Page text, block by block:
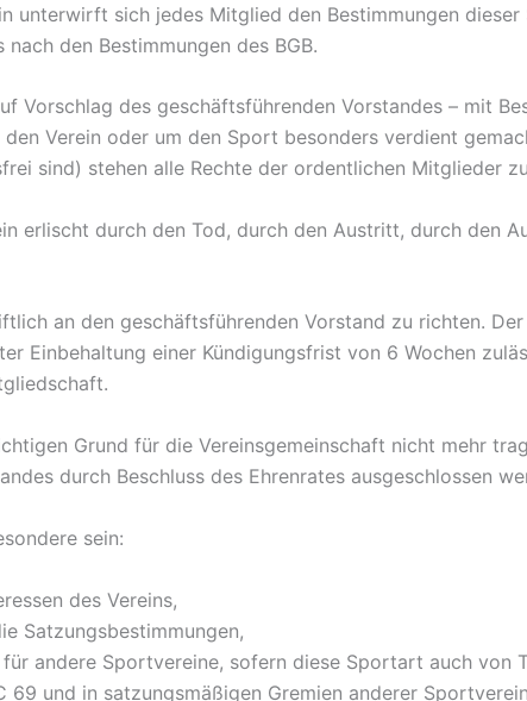
unterwirft sich jedes Mitglied den Bestimmungen dieser
den Bestimmungen des BGB.
Vorschlag des geschäftsführenden Vorstandes – mit
Verein oder um den Sport besonders verdient
sind) stehen alle Rechte der ordentlichen Mitglieder
erlischt durch den Tod, durch den Austritt, durch den
an den geschäftsführenden Vorstand zu richten.
Einbehaltung einer Kündigungsfrist von 6 Wochen
Grund für die Vereinsgemeinschaft nicht mehr
durch Beschluss des Ehrenrates ausgeschlossen
sein:
des Vereins,
Satzungsbestimmungen,
andere Sportvereine, sofern diese Sportart auch von
69 und in satzungsmäßigen Gremien anderer